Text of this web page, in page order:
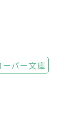
ーバー文庫